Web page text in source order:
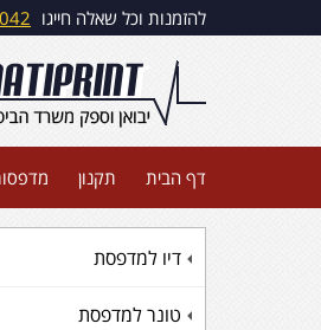
להזמנות וכל שאלה חייגו
דף הבית תקנון
+
דיו למדפסת
+
טונר למדפסת